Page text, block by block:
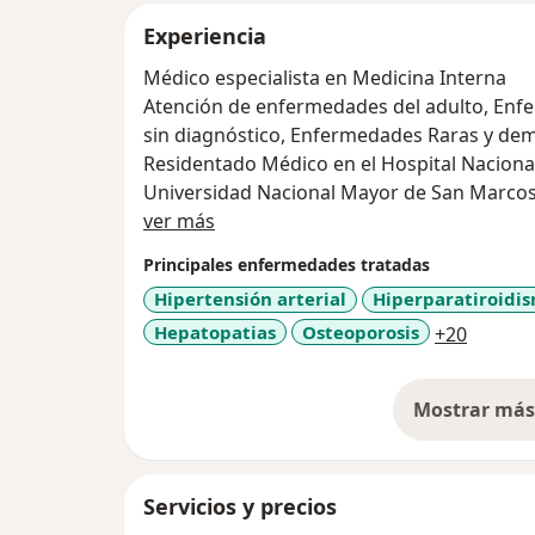
Experiencia
Médico especialista en Medicina Interna
Atención de enfermedades del adulto,
sin diagnóstico, Enfermedades Raras y
Residentado Médico en el Hospital
Universidad Nacional Mayor de San
ver más
Principales enfermedades tratadas
Hipertensión arterial
Hepatopatias
Osteoporosis +20
Mostrar
Servicios y precios